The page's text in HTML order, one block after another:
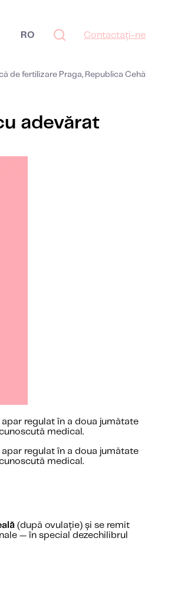
RO Contactați-ne
de fertilizare Praga, Republica Cehă
adevărat
regulat în a doua jumătate
medical.
regulat în a doua jumătate
medical.
(după ovulație) și se remit
— în special dezechilibrul